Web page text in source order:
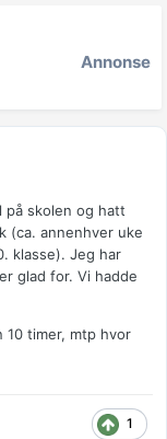
Annonse
på skolen og hatt
(ca. annenhver uke
klasse). Jeg har
glad for. Vi hadde
10 timer, mtp hvor
1